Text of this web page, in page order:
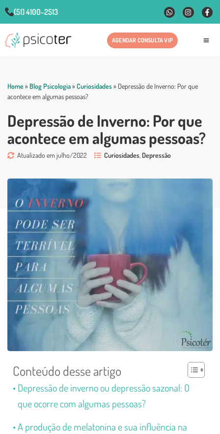
(51) 4100-2513
AGENDAR CONSULTA VIP
Home» Blog Psicologia» Curiosidades» Depressão de Inverno: Por que
acontece em algumas pessoas?
Depressão de Inverno: Por que
acontece em algumas pessoas?
Atualizado em julho/2022 Curiosidades Depressão
Conteúdo desse artigo
Depressão de inverno ou depressão sazonal: O
que ocorre com algumas pessoas?
A produção de melatonina e sua influência na